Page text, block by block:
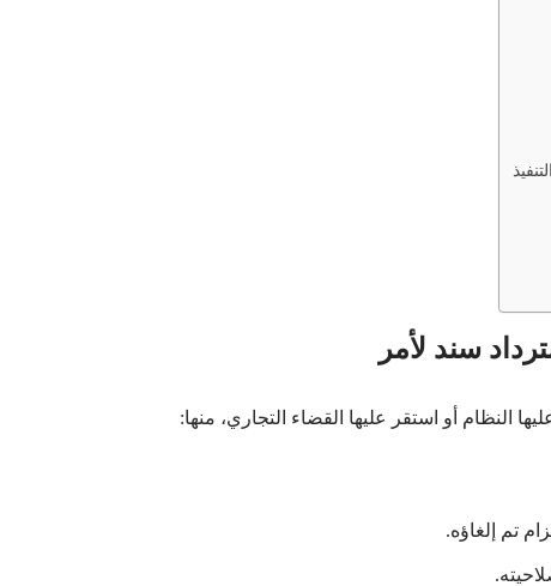
سند لأمر
أو استقر عليها القضاء التجاري، منها:
تم إلغاؤه.